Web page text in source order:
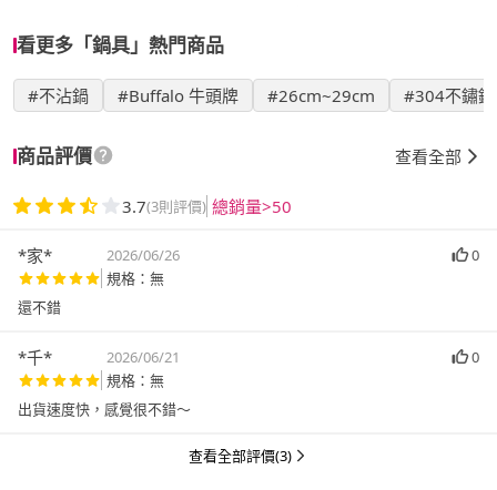
看更多「鍋具」熱門商品
#不沾鍋 #Buffalo 牛頭牌 #26cm~29cm #304不鏽鋼
商品評價 查看全部
3.7(3則評價) 總銷量>50
*家* 2026/06/26
0
規格：無
還不錯
*千* 2026/06/21
0
規格：無
出貨速度快，感覺很不錯～
查看全部評價(3)